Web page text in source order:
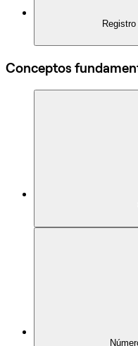
Conceptos